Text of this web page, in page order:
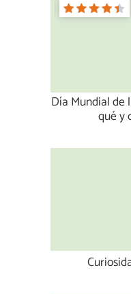
Día Mundial de
qué y